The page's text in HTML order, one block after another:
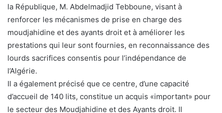
la République, M. Abdelmadjid Tebboune, visant à
renforcer les mécanismes de prise en charge des
moudjahidine et des ayants droit et à améliorer les
prestations qui leur sont fournies, en reconnaissance des
lourds sacrifices consentis pour l’indépendance de
l’Algérie.
Il a également précisé que ce centre, d’une capacité
d’accueil de 140 lits, constitue un acquis «important» pour
le secteur des Moudjahidine et des Ayants droit. Il